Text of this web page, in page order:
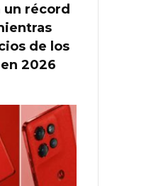
un récord
de los
2026